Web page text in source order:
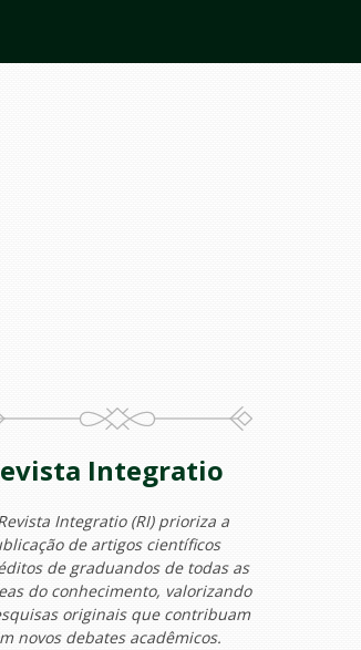
Integratio
Integratio (RI) prioriza a
de artigos científicos
de graduandos de todas as
do conhecimento, valorizando
originais que contribuam
novos debates acadêmicos.